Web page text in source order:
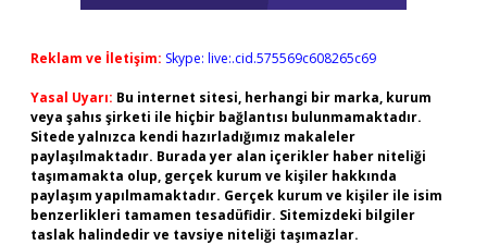
Reklam ve İletişim: Skype: live:.cid.575569c608265c69
Yasal Uyarı: Bu internet sitesi, herhangi bir marka, kurum
veya şahıs şirketi ile hiçbir bağlantısı bulunmamaktadır.
Sitede yalnızca kendi hazırladığımız makaleler
paylaşılmaktadır. Burada yer alan içerikler haber niteliği
taşımamakta olup, gerçek kurum ve kişiler hakkında
paylaşım yapılmamaktadır. Gerçek kurum ve kişiler ile isim
benzerlikleri tamamen tesadüfidir. Sitemizdeki bilgiler
taslak halindedir ve tavsiye niteliği taşımazlar.